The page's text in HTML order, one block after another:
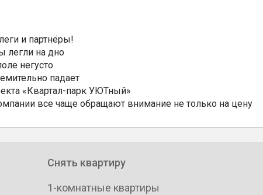
и партнёры!
легли на дно
негусто
падает
«Квартал-парк УЮТный»
все чаще обращают внимание не только на цену
Снять квартиру
1-комнатные квартиры